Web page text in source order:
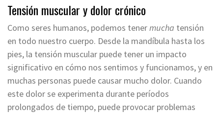
Tensión muscular y dolor crónico
Como seres humanos, podemos tenermucha tensión
en todo nuestro cuerpo. Desde la mandíbula hasta los
pies, la tensión muscular puede tener un impacto
significativo en cómo nos sentimos y funcionamos, y en
muchas personas puede causar mucho dolor. Cuando
este dolor se experimenta durante períodos
prolongados de tiempo, puede provocar problemas